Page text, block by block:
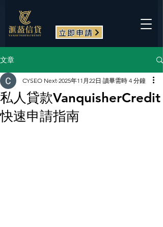
立即申請
文章
私人貸款VanquisherCredit
快速申請指南
CYSEO Next 2025年11月22日 讀畢需時 4 分鐘